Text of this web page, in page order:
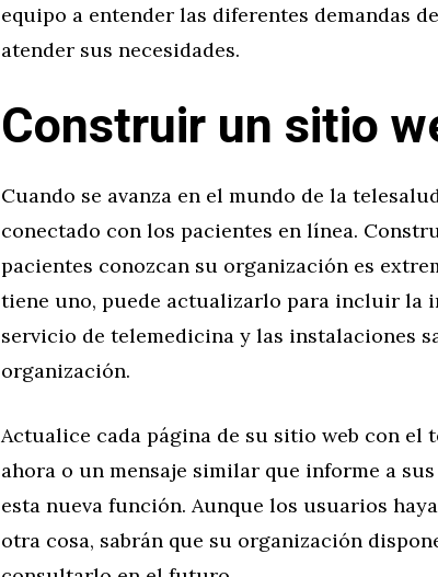
equipo a entender las diferentes demandas
atender sus necesidades.
Construir un sitio
Cuando se avanza en el mundo de la
conectado con los pacientes en línea.
pacientes conozcan su organización es
tiene uno, puede actualizarlo para incluir la
servicio de telemedicina y las instalaciones
organización.
Actualice cada página de su sitio web con el
ahora o un mensaje similar que informe a
esta nueva función. Aunque los usuarios
otra cosa, sabrán que su organización